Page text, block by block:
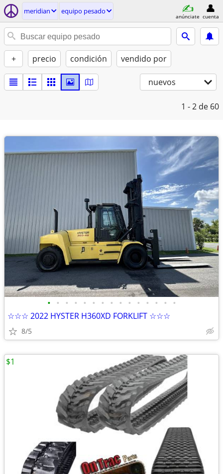
meridian equipo pesado
anúnciate cuenta
+ precio condición vendido por
nuevos
1 - 2 de 60
• • • • • • • • • • • • • • •
☆☆☆ 2022 HYSTER H360XD FORKLIFT ☆☆☆
8/5
$1